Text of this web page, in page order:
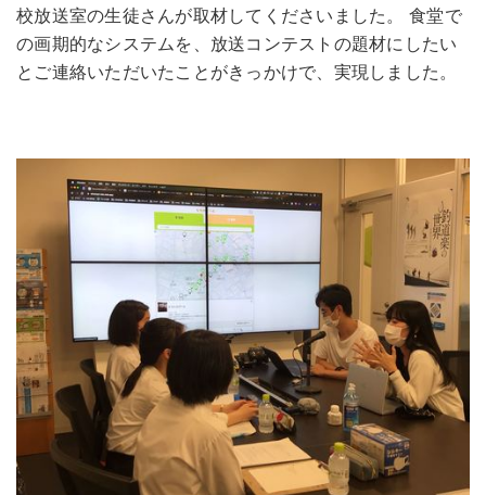
校放送室の生徒さんが取材してくださいました。 食堂で
の画期的なシステムを、放送コンテストの題材にしたい
とご連絡いただいたことがきっかけで、実現しました。